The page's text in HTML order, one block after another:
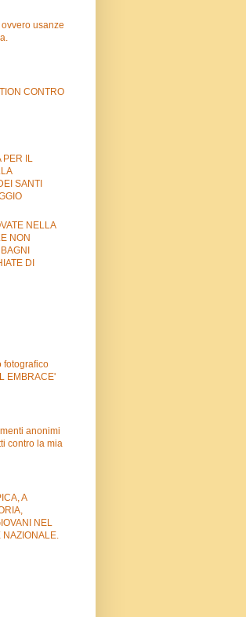
usanze
CONTRO
IL
SANTI
NELLA
NON
DI
fotografico
EMBRACE'
anonimi
contro la mia
A
NEL